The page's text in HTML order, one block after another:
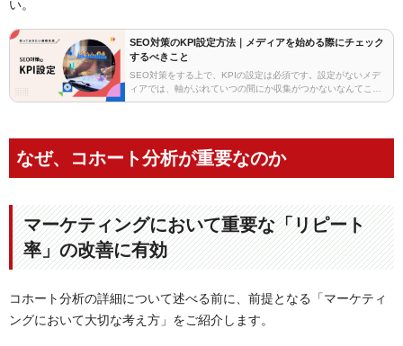
い。
SEO対策のKPI設定方法｜メディアを始める際にチェック
するべきこと
SEO対策をする上で、KPIの設定は必須です。設定がないメデ
ィアでは、軸がぶれていつの間にか収集がつかないなんてこと
もよくあります。今回は、多方面のメディアを見ていく中で設
なぜ、コホート分析が重要なのか
マーケティングにおいて重要な「リピート
率」の改善に有効
コホート分析の詳細について述べる前に、前提となる「マーケティ
ングにおいて大切な考え方」をご紹介します。